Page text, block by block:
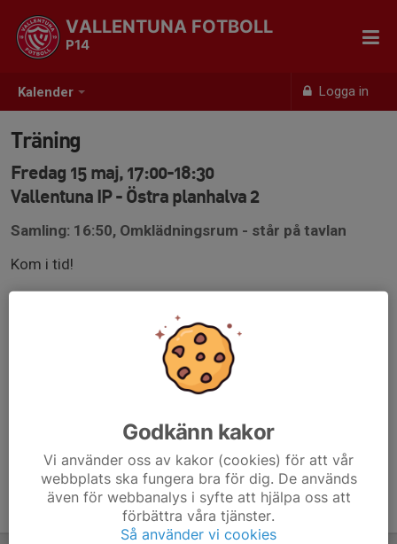
Kalender Logga in
VALLENTUNA FOTBOLL
P14
Träning
Fredag 15 maj, 17:00-18:30
Vallentuna IP - Östra planhalva 2
Samling: 16:50, Omklädningsrum - står på tavlan
Kom i tid!
fotbollsskor, benskydd och vattenflaska.
Benskydd är ett krav samt vattenflaska.
Godkänn kakor
Vi använder oss av kakor (cookies) för att vår
webbplats ska fungera bra för dig. De används
även för webbanalys i syfte att hjälpa oss att
förbättra våra tjänster.
Så använder vi cookies